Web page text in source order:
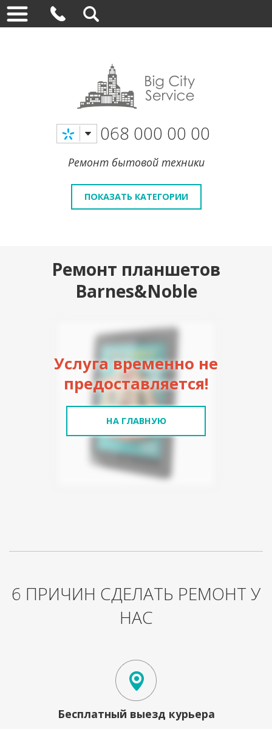
068 000 00 00
Ремонт бытовой техники
ПОКАЗАТЬ КАТЕГОРИИ
Ремонт планшетов
Barnes&Noble
Услуга временно не
предоставляется!
НА ГЛАВНУЮ
6 ПРИЧИН СДЕЛАТЬ РЕМОНТ У
НАС
Бесплатный выезд курьера